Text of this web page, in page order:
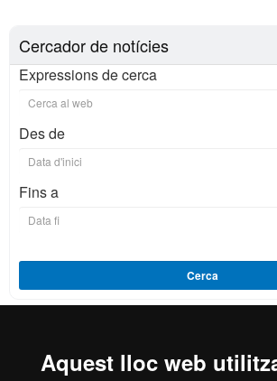
Aquest lloc web
Cercador de notícies
Expressions de cerca
Des de
Fins a
Cerca
Reconeixement internacional de